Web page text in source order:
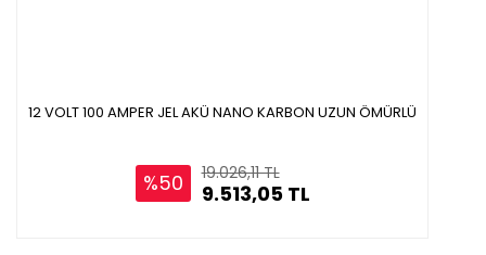
12 VOLT 100 AMPER JEL AKÜ NANO KARBON UZUN ÖMÜRLÜ
%50 19.026,11 TL
9.513,05 TL